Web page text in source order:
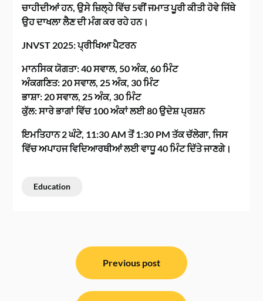
ਚਾਹੀਦੀਆਂ ਹਨ, ਉਸੇ ਜ਼ਿਲ੍ਹੇ ਵਿੱਚ 5ਵੀਂ ਜਮਾਤ ਪੂਰੀ ਕੀਤੀ ਹੋਵੇ ਜਿੱਥੇ
ਉਹ ਦਾਖਲਾ ਲੈਣ ਦੀ ਮੰਗ ਕਰ ਰਹੇ ਹਨ।
JNVST 2025: ਪ੍ਰੀਖਿਆ ਪੈਟਰਨ
ਮਾਨਸਿਕ ਯੋਗਤਾ: 40 ਸਵਾਲ, 50 ਅੰਕ, 60 ਮਿੰਟ
ਅੰਕਗਣਿਤ: 20 ਸਵਾਲ, 25 ਅੰਕ, 30 ਮਿੰਟ
ਭਾਸ਼ਾ: 20 ਸਵਾਲ, 25 ਅੰਕ, 30 ਮਿੰਟ
ਕੁੱਲ: ਸਾਰੇ ਭਾਗਾਂ ਵਿੱਚ 100 ਅੰਕਾਂ ਲਈ 80 ਉਦੇਸ਼ ਪ੍ਰਸ਼ਨ
ਇਮਤਿਹਾਨ 2 ਘੰਟੇ, 11:30 AM ਤੋਂ 1:30 PM ਤੱਕ ਚੱਲੇਗਾ, ਜਿਸ
ਵਿੱਚ ਅਪਾਹਜ ਵਿਦਿਆਰਥੀਆਂ ਲਈ ਵਾਧੂ 40 ਮਿੰਟ ਦਿੱਤੇ ਜਾਣਗੇ।
Education
Previous post